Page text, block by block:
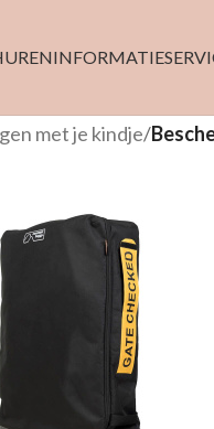
INFORMATIE
met je kindje/